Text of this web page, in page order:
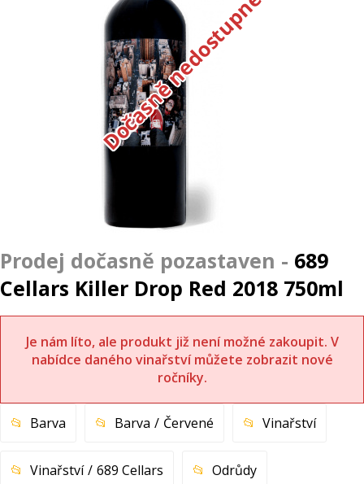
Dočasně nedostupné
689
Cellars Killer Drop Red 2018 750ml
Je nám líto, ale produkt již není možné zakoupit. V
nabídce daného vinařství můžete zobrazit nové
ročníky.
Barva Barva Červené Vinařství
Vinařství 689 Cellars Odrůdy